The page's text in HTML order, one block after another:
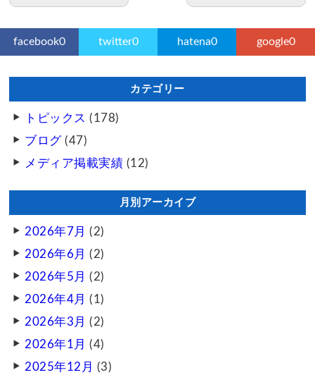
facebook0 twitter0 hatena0 google0
カテゴリー
トピックス (178)
ブログ (47)
メディア掲載実績 (12)
月別アーカイブ
2026年7月 (2)
2026年6月 (2)
2026年5月 (2)
2026年4月 (1)
2026年3月 (2)
2026年1月 (4)
2025年12月 (3)